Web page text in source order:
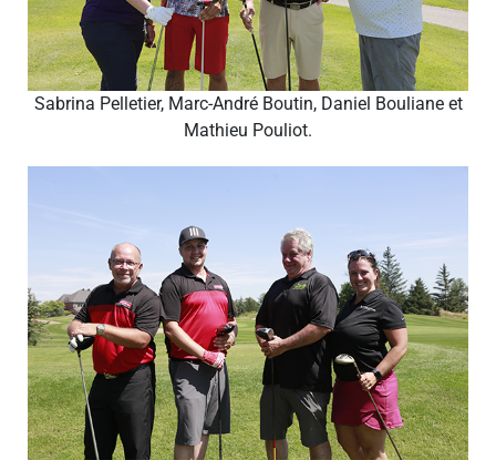
Sabrina Pelletier, Marc-André Boutin, Daniel Bouliane et
Mathieu Pouliot.